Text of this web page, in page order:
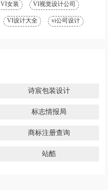
VI女装 VI视觉设计公司
VI设计大全 vi公司设计
诗宸包装设计
标志情报局
商标注册查询
站酷